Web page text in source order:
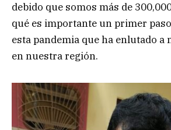
debido que somos más de
qué es importante un primer
esta pandemia que ha enlutado a
en nuestra región.